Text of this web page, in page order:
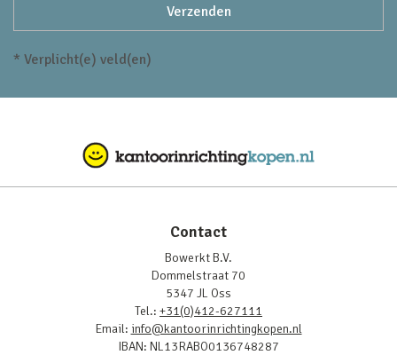
* Verplicht(e) veld(en)
Contact
Bowerkt B.V.
Dommelstraat 70
5347 JL Oss
Tel.: +31(0)412-627111
Email: info@kantoorinrichtingkopen.nl
IBAN: NL13RABO0136748287